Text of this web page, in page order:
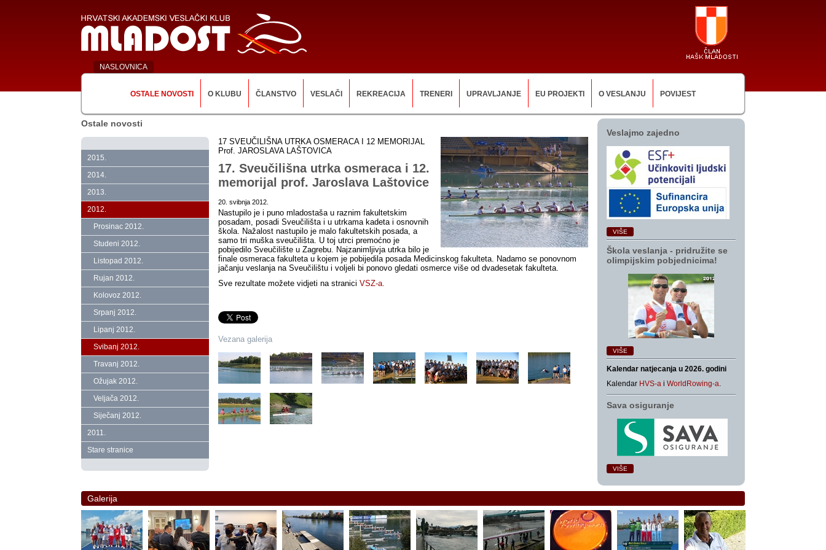
NASLOVNICA
OSTALE NOVOSTI O KLUBU ČLANSTVO VESLAČI REKREACIJA TRENERI UPRAVLJANJE EU PROJEKTI O VESLANJU POVIJEST
Ostale novosti
2015.
2014.
2013.
2012.
Prosinac 2012.
Studeni 2012.
Listopad 2012.
Rujan 2012.
Kolovoz 2012.
Srpanj 2012.
Lipanj 2012.
Svibanj 2012.
Travanj 2012.
Ožujak 2012.
Veljača 2012.
Siječanj 2012.
2011.
Stare stranice
17 SVEUČILIŠNA UTRKA OSMERACA I 12 MEMORIJAL
Prof. JAROSLAVA LAŠTOVICA
17. Sveučilišna utrka osmeraca i 12.
memorijal prof. Jaroslava Laštovice
20. svibnja 2012.
Nastupilo je i puno mladostaša u raznim fakultetskim
posadam, posadi Sveučilišta i u utrkama kadeta i osnovnih
škola. Nažalost nastupilo je malo fakultetskih posada, a
samo tri muška sveučilišta. U toj utrci premoćno je
pobijedilo Sveučilište u Zagrebu. Najzanimljivja utrka bilo je
finale osmeraca fakulteta u kojem je pobijedila posada Medicinskog fakulteta. Nadamo se ponovnom
jačanju veslanja na Sveučilištu i voljeli bi ponovo gledati osmerce više od dvadesetak fakulteta.
Sve rezultate možete vidjeti na stranici VSZ-a.
Vezana galerija
Veslajmo zajedno
VIŠE
Škola veslanja ‑ pridružite se
olimpijskim pobjednicima!
VIŠE
Kalendar natjecanja u 2026. godini
Kalendar HVS-a i WorldRowing-a.
Sava osiguranje
VIŠE
Galerija